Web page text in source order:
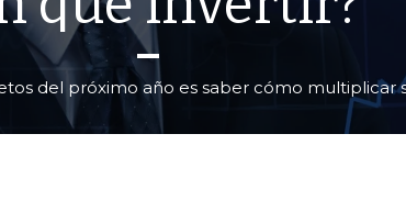
del próximo año es saber cómo multiplicar